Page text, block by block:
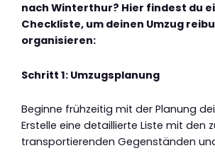
nach Winterthur? Hier findest du
Checkliste, um deinen Umzug
organisieren:
Schritt 1: Umzugsplanung
Beginne frühzeitig mit der Planung
Erstelle eine detaillierte Liste mit den
transportierenden Gegenständen